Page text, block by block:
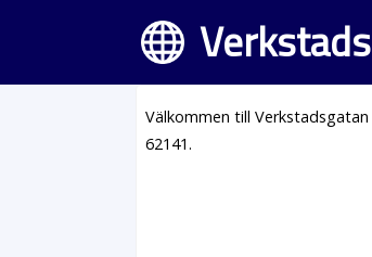
Välkommen till
62141.